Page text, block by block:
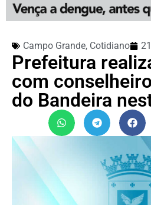
Campo Grande, Cotidiano
Prefeitura
com
do Bandeira